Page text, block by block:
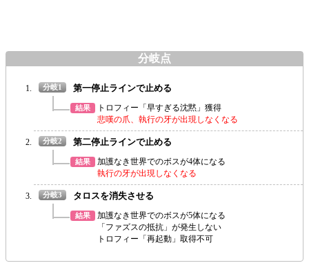
第一停止ラインで止める
トロフィー「早すぎる沈黙」獲得
悲嘆の爪、執行の牙が出現しなくなる
第二停止ラインで止める
加護なき世界でのボスが4体になる
執行の牙が出現しなくなる
タロスを消失させる
加護なき世界でのボスが5体になる
「ファズスの抵抗」が発生しない
トロフィー「再起動」取得不可